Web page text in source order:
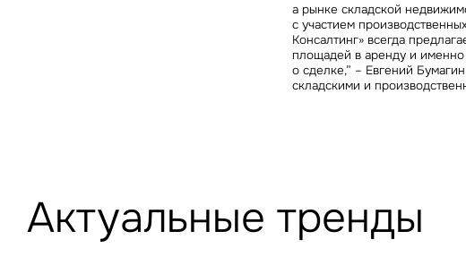
а рынке складской
с участием
Консалтинг» всегда
площадей в аренду и
о сделке,” – Евгений
складскими и
Актуальные тренды